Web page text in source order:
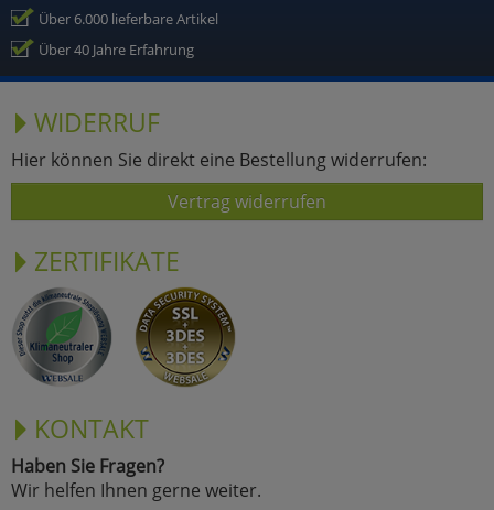
Über 6.000 lieferbare Artikel
Über 40 Jahre Erfahrung
WIDERRUF
Hier können Sie direkt eine Bestellung widerrufen:
Vertrag widerrufen
ZERTIFIKATE
KONTAKT
Haben Sie Fragen?
Wir helfen Ihnen gerne weiter.